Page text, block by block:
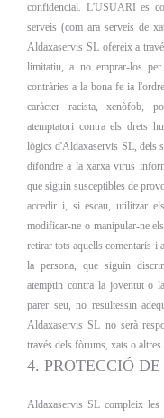
confidencial. L'USUARI es
serveis (com ara serveis de
Aldaxaservis SL ofereix a
limitatiu, a no emprar-los
contràries a la bona fe ia
caràcter racista, xenòfob,
atemptatori contra els drets
lògics d'Aldaxaservis SL, dels
difondre a la xarxa virus
que siguin susceptibles de
accedir i, si escau, utilitzar
modificar-ne o manipular-ne
retirar tots aquells comentaris i
la persona, que siguin
atemptin contra la joventut o
parer seu, no resultessin
Aldaxaservis SL no serà
través dels fòrums, xats o
4. PROTECCIÓ
Aldaxaservis SL compleix